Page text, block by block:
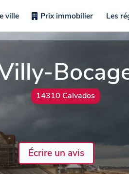
ville Prix immobilier Les
14310 Calvados
Écrire un avis